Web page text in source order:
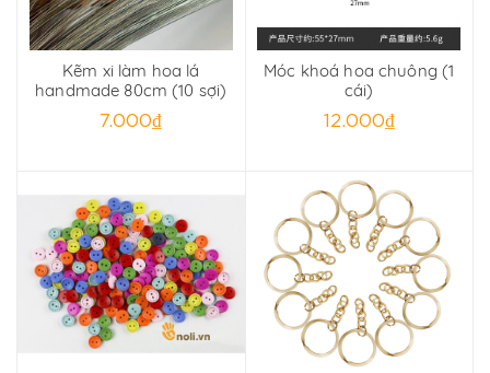
Kẽm xi làm hoa lá
handmade 80cm (10 sợi)
7.000₫
Móc khoá hoa chuông (1
cái)
12.000₫